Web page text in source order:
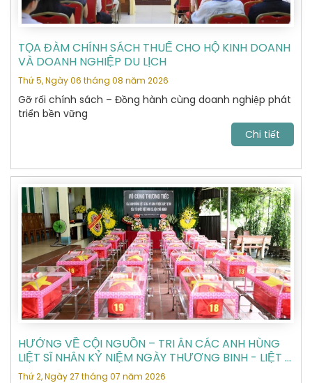
TỌA ĐÀM CHÍNH SÁCH THUẾ CHO HỘ KINH DOANH
VÀ DOANH NGHIỆP DU LỊCH
Thứ 5, Ngày 06 tháng 08 năm 2026
Gỡ rối chính sách – Đồng hành cùng doanh nghiệp phát
triển bền vững
Chi tiết
HƯỚNG VỀ CỘI NGUỒN – TRI ÂN CÁC ANH HÙNG
LIỆT SĨ NHÂN KỶ NIỆM NGÀY THƯƠNG BINH - LIỆT SĨ
27/7
Thứ 2, Ngày 27 tháng 07 năm 2026